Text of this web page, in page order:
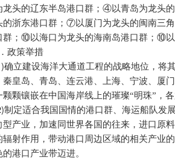
龙头的辽东半岛港口群；④以青岛为龙头
的浙东港口群；⑦以厦门为龙头的闽南三
群；⑩以海口为龙头的海南岛港口群；⑩以
．政策举措
确立建设海洋大通道工程的战略地位，将
秦皇岛、青岛、连云港、上海、宁波、厦
颗颗镶嵌在中国海岸线上的璀璨“明珠”，
制定适合我国国情的港口群、海运船队发
型产业，加速同世界各国的往来，进口原
辐射作用，带动港口周边区域的相关产业
的港口产业带迈进。